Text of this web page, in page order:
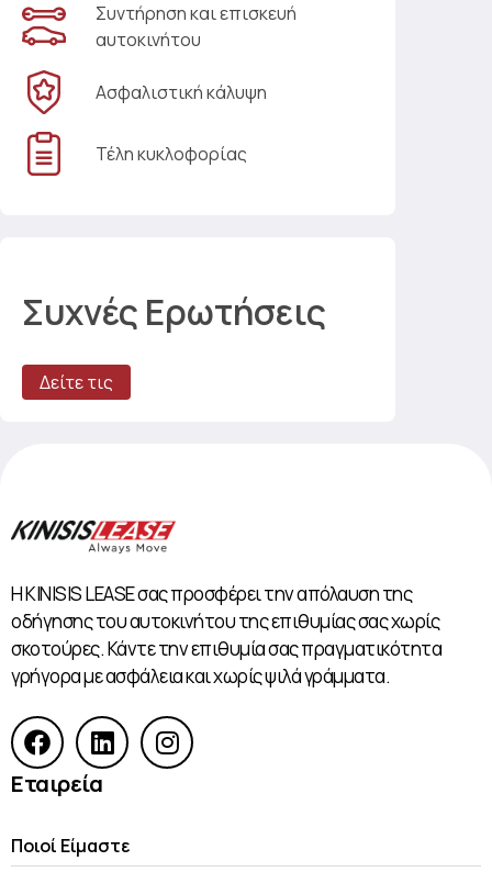
Συντήρηση και επισκευή
αυτοκινήτου
Ασφαλιστική κάλυψη
Τέλη κυκλοφορίας
Συχνές Ερωτήσεις
Δείτε τις
Η KINISIS LEASE σας προσφέρει την απόλαυση της
οδήγησης του αυτοκινήτου της επιθυμίας σας χωρίς
σκοτούρες. Κάντε την επιθυμία σας πραγματικότητα
γρήγορα με ασφάλεια και χωρίς ψιλά γράμματα.
Εταιρεία
Ποιοί Είμαστε